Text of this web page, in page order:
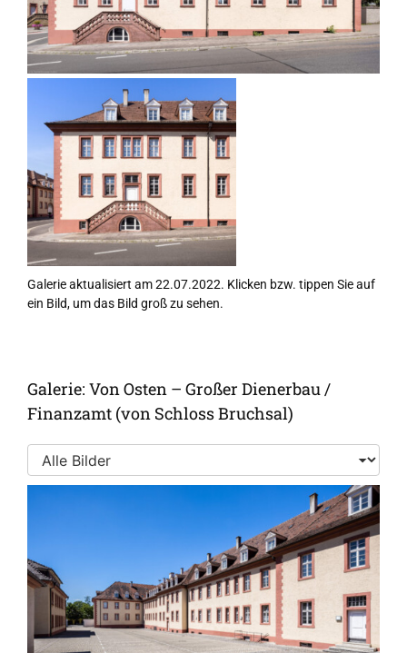
Galerie aktualisiert am 22.07.2022. Klicken bzw. tippen Sie auf
ein Bild, um das Bild groß zu sehen.
Galerie: Von Osten – Großer Dienerbau /
Finanzamt (von Schloss Bruchsal)